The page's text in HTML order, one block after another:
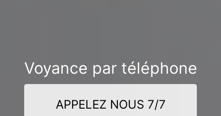
Voyance par téléphone
APPELEZ NOUS 7/7